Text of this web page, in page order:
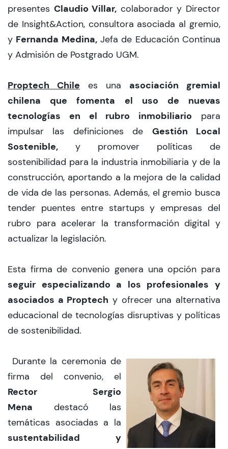
presentes Claudio Villar, colaborador y Director
de Insight&Action, consultora asociada al gremio,
y Fernanda Medina,Jefa de Educación Continua
y Admisión de Postgrado UGM.
Proptech Chile es una asociación gremial
chilena que fomenta el uso de nuevas
tecnologías en el rubro inmobiliario para
impulsar las definiciones de Gestión Local
Sostenible, y promover políticas de
sostenibilidad para la industria inmobiliaria y de la
construcción, aportando a la mejora de la calidad
de vida de las personas. Además, el gremio busca
tender puentes entre startups y empresas del
rubro para acelerar la transformación digital y
actualizar la legislación.
Esta firma de convenio genera una opción para
seguir especializando a los profesionales y
asociados a Proptech y ofrecer una alternativa
educacional de tecnologías disruptivas y políticas
de sostenibilidad.
Durante la ceremonia de
firma del convenio, el
Rector Sergio
Mena destacó las
temáticas asociadas a la
sustentabilidad y